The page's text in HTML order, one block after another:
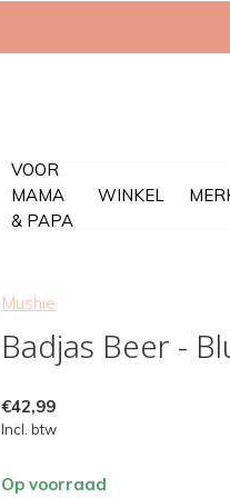
VOOR
MAMA
& PAPA
WINKEL
Mushie
Badjas Beer -
€42,99
Incl. btw
Op voorraad